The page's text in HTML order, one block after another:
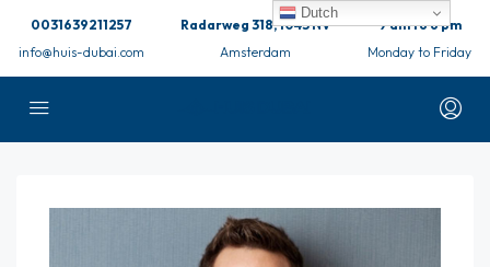
0031639211257
info@huis-dubai.com
Radarweg 318, 1043 NV
Amsterdam
9 am to 6 pm
Monday to Friday
Dutch